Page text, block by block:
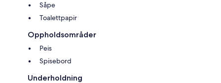
Såpe
Toalettpapir
Oppholdsområder
Peis
Spisebord
Underholdning